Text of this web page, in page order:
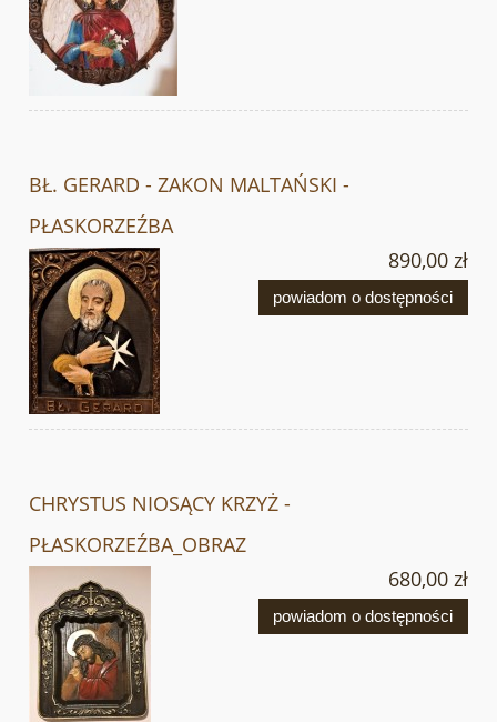
BŁ. GERARD - ZAKON MALTAŃSKI -
PŁASKORZEŹBA
890,00 zł
powiadom o dostępności
CHRYSTUS NIOSĄCY KRZYŻ -
PŁASKORZEŹBA_OBRAZ
680,00 zł
powiadom o dostępności